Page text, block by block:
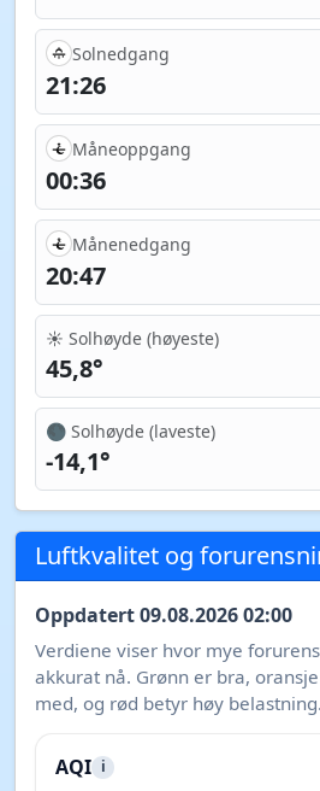
Solnedgang
21:26
Måneoppgang
00:36
Månenedgang
20:47
☀️ Solhøyde (høyeste)
45,8°
🌑 Solhøyde (laveste)
-14,1°
Luftkvalitet og
Oppdatert 09.08.2026 02:00
Verdiene viser hvor mye
akkurat nå. Grønn er bra,
med, og rød betyr høy belastning.
AQI i